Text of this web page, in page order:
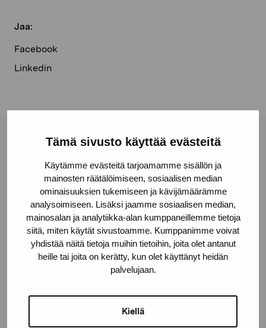
Tämä sivusto käyttää evästeitä
Käytämme evästeitä tarjoamamme sisällön ja
mainosten räätälöimiseen, sosiaalisen median
ominaisuuksien tukemiseen ja kävijämäärämme
analysoimiseen. Lisäksi jaamme sosiaalisen median,
mainosalan ja analytiikka-alan kumppaneillemme tietoja
siitä, miten käytät sivustoamme. Kumppanimme voivat
yhdistää näitä tietoja muihin tietoihin, joita olet antanut
heille tai joita on kerätty, kun olet käyttänyt heidän
palvelujaan.
Kiellä
Jaa:
Facebook
Linkedin
Pro Artibus -säätiö
Kustaa Vaasan katu 11
10600 Tammisaari
proartibus@proartibus.fi
+358 (0)50 371 6339